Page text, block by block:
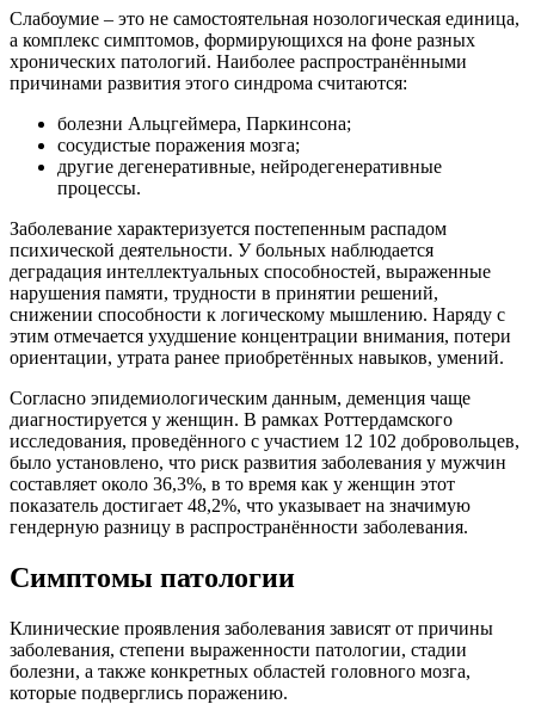
Слабоумие – это не самостоятельная нозологическая единица,
а комплекс симптомов, формирующихся на фоне разных
хронических патологий. Наиболее распространёнными
причинами развития этого синдрома считаются:
болезни Альцгеймера, Паркинсона;
сосудистые поражения мозга;
другие дегенеративные, нейродегенеративные
процессы.
Заболевание характеризуется постепенным распадом
психической деятельности. У больных наблюдается
деградация интеллектуальных способностей, выраженные
нарушения памяти, трудности в принятии решений,
снижении способности к логическому мышлению. Наряду с
этим отмечается ухудшение концентрации внимания, потери
ориентации, утрата ранее приобретённых навыков, умений.
Согласно эпидемиологическим данным, деменция чаще
диагностируется у женщин. В рамках Роттердамского
исследования, проведённого с участием 12 102 добровольцев,
было установлено, что риск развития заболевания у мужчин
составляет около 36,3%, в то время как у женщин этот
показатель достигает 48,2%, что указывает на значимую
гендерную разницу в распространённости заболевания.
Симптомы патологии
Клинические проявления заболевания зависят от причины
заболевания, степени выраженности патологии, стадии
болезни, а также конкретных областей головного мозга,
которые подверглись поражению.